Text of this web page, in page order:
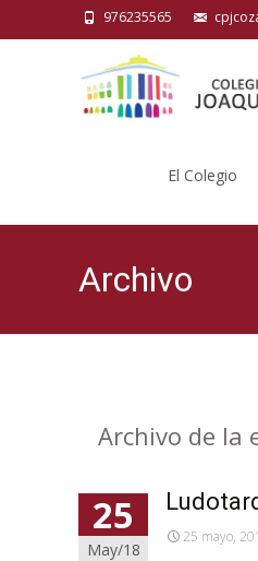
976235565
El Colegio
Archivo
Archivo de la
25
May/18
25 mayo,